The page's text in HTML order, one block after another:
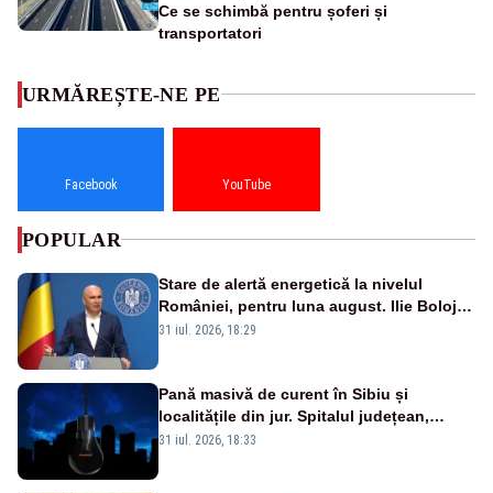
Ce se schimbă pentru șoferi și
transportatori
URMĂREȘTE-NE PE
Facebook YouTube
POPULAR
Stare de alertă energetică la nivelul
României, pentru luna august. Ilie Bolojan
a anunțat importuri și posibile restricții –
31 iul. 2026, 18:29
Pană masivă de curent în Sibiu și
localitățile din jur. Spitalul județean,
semafoarele, rețelele de telefonie, grav
31 iul. 2026, 18:33